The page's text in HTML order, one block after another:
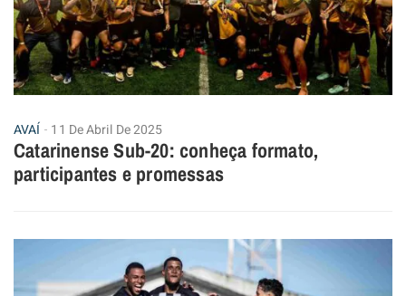
AVAÍ 11 De Abril De 2025
Catarinense Sub-20: conheça formato,
participantes e promessas